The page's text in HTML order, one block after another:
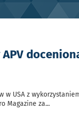
USA z
Magazine za...